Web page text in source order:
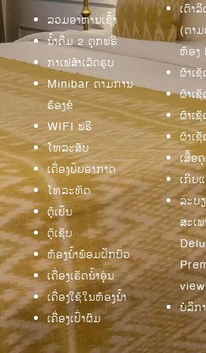
ລວມອາຫານເຊົ້າ
ນ້ຳດື່ມ 2 ຕຸກຟຣີ
ກາເຟສຳເລັດຮູບ
Minibar ຕາມການ
ຮ້ອງຂໍ
WIFI ຟຣີ
ໂທລະສັບ
ເຄື່ອງປັບອາກາດ
ໂທລະທັດ
ຕູ້ເຢັນ
ຕູ້ເຊັບ
ຫ້ອງນ້ຳພ້ອມຝັກບົວ
ເຄື່ອງເຮັດນໍ້າອຸ່ນ
ເຄື່ອງໃຊ້ໃນຫ້ອງນ້ຳ
ເຄື່ອງເປົ່າຜົມ
ເຕົາ
(ຕາ
ຫ້ອງ
ຜ້າເ
ຜ້າເ
ຜ້າເ
ຜ້າເ
ເສື້ອ
ເກີບ
ລະບ
ສະເ
ບໍລິກ